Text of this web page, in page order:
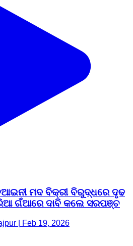
ମଦ ବିକ୍ରୀ ବିରୁଦ୍ଧରେ ଦୃଢ
ଗଁଆରେ ଦାବି କଲେ ସରପଞ୍ଚ
| Feb 19, 2026